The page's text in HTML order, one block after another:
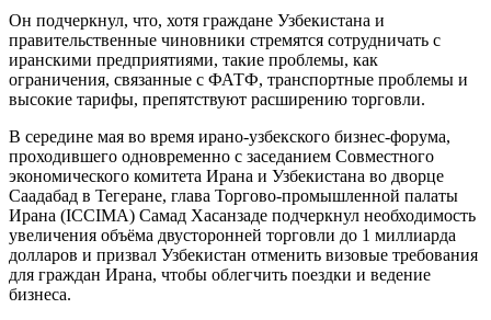
Он подчеркнул, что, хотя граждане Узбекистана и
правительственные чиновники стремятся сотрудничать с
иранскими предприятиями, такие проблемы, как
ограничения, связанные с ФАТФ, транспортные проблемы и
высокие тарифы, препятствуют расширению торговли.
В середине мая во время ирано-узбекского бизнес-форума,
проходившего одновременно с заседанием Совместного
экономического комитета Ирана и Узбекистана во дворце
Саадабад в Тегеране, глава Торгово-промышленной палаты
Ирана (ICCIMA) Самад Хасанзаде подчеркнул необходимость
увеличения объёма двусторонней торговли до 1 миллиарда
долларов и призвал Узбекистан отменить визовые требования
для граждан Ирана, чтобы облегчить поездки и ведение
бизнеса.